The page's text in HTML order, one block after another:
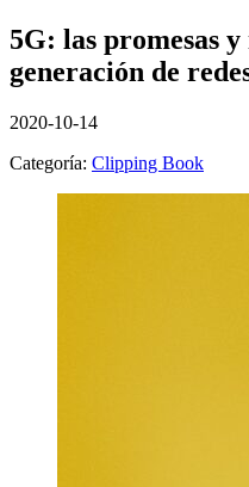
5G: las promesas
generación de
2020-10-14
Categoría: Clipping Book